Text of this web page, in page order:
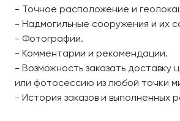
- Точное расположение и
- Надмогильные сооружения и их
- Фотографии.
- Комментарии и рекомендации.
- Возможность заказать доставку
или фотосессию из любой точки
- История заказов и выполненных